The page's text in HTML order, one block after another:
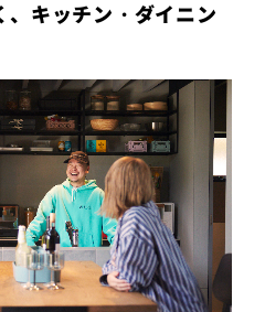
、キッチン・ダイニン